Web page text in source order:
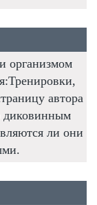
организмом
автора
диковинным
ли они